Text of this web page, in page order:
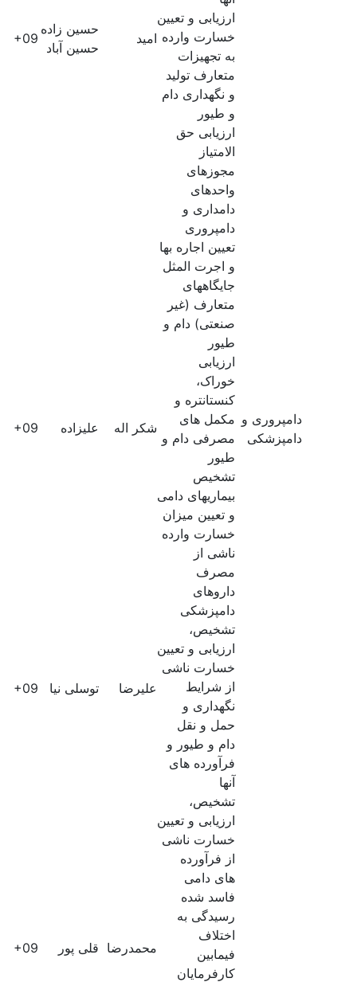
دامپروری و
دامپزشکی
ارزیابی و تعیین
خسارت وارده
به تجهیزات
متعارف تولید
و نگهداری دام
و طیور
ارزیابی حق
الامتیاز
مجوزهای
واحدهای
دامداری و
دامپروری
تعیین اجاره بها
و اجرت المثل
جایگاههای
متعارف (غیر
صنعتی) دام و
طیور
ارزیابی
خوراک،
کنستانتره و
مکمل های
مصرفی دام و
طیور
تشخیص
بیماریهای دامی
و تعیین میزان
خسارت وارده
ناشی از
مصرف
داروهای
دامپزشکی
تشخیص،
ارزیابی و تعیین
خسارت ناشی
از شرایط
نگهداری و
حمل و نقل
دام و طیور و
فرآورده های
آنها
تشخیص،
ارزیابی و تعیین
خسارت ناشی
از فرآورده
های دامی
فاسد شده
رسیدگی به
اختلاف
فیمابین
کارفرمایان
امید
حسین زاده
حسین آباد
شکر اله علیزاده
علیرضا توسلی نیا
محمدرضا قلی پور